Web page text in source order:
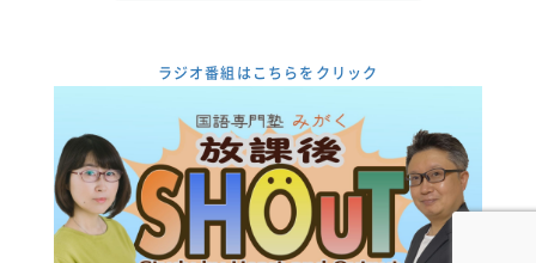
ラジオ番組はこちらをクリック